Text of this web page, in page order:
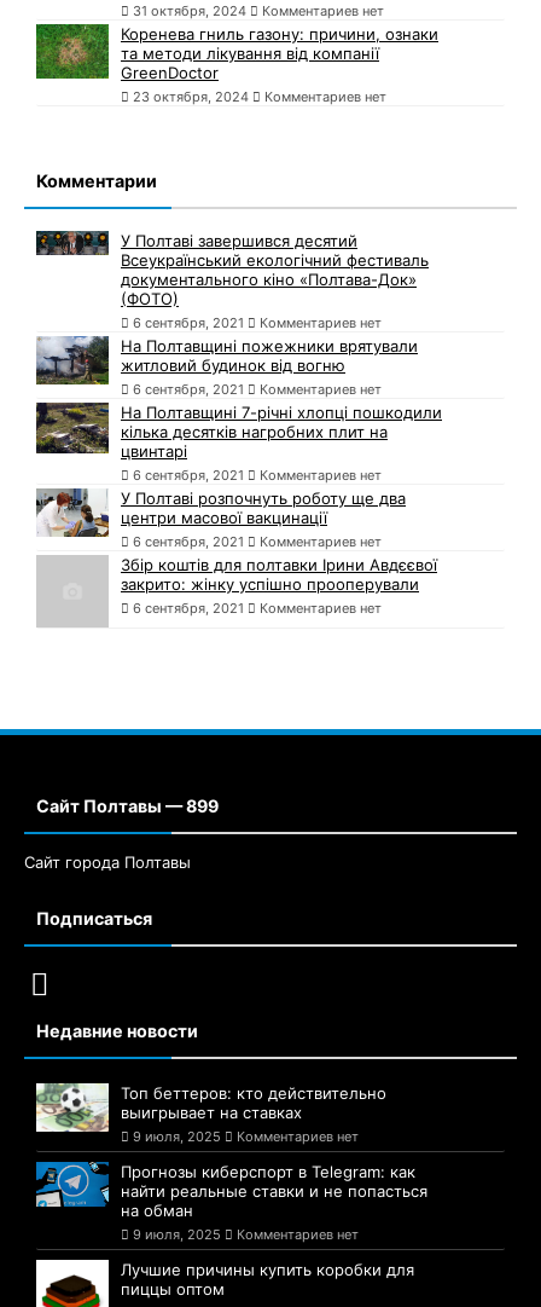
31 октября, 2024 Комментариев нет
Коренева гниль газону: причини, ознаки
та методи лікування від компанії
GreenDoctor
23 октября, 2024 Комментариев нет
Комментарии
У Полтаві завершився десятий
Всеукраїнський екологічний фестиваль
документального кіно «Полтава-Док»
(ФОТО)
6 сентября, 2021 Комментариев нет
На Полтавщині пожежники врятували
житловий будинок від вогню
6 сентября, 2021 Комментариев нет
На Полтавщині 7-річні хлопці пошкодили
кілька десятків нагробних плит на
цвинтарі
6 сентября, 2021 Комментариев нет
У Полтаві розпочнуть роботу ще два
центри масової вакцинації
6 сентября, 2021 Комментариев нет
Збір коштів для полтавки Ірини Авдєєвої
закрито: жінку успішно прооперували
6 сентября, 2021 Комментариев нет
Сайт Полтавы — 899
Сайт города Полтавы
Подписаться
Недавние новости
Топ беттеров: кто действительно
выигрывает на ставках
9 июля, 2025 Комментариев нет
Прогнозы киберспорт в Telegram: как
найти реальные ставки и не попасться
на обман
9 июля, 2025 Комментариев нет
Лучшие причины купить коробки для
пиццы оптом